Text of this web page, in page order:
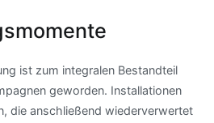
ist zum integralen Bestandteil
geworden. Installationen
die anschließend wiederverwertet